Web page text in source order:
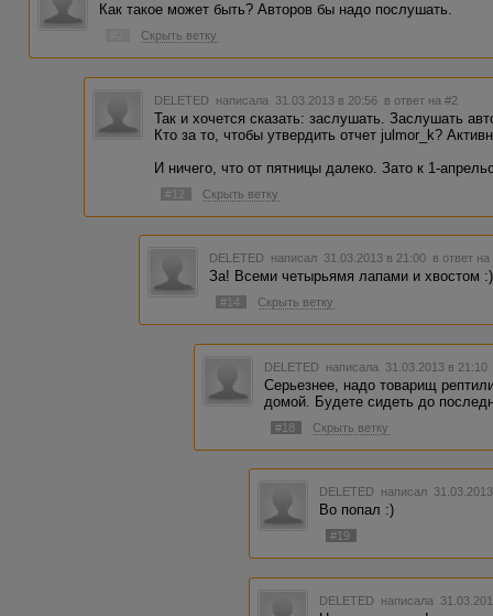
Как такое может быть? Авторов бы надо послушать.
Скрыть ветку
DELETED написала 31.03.2013 в 20:56 в ответ на #2
Так и хочется сказать: заслушать. Заслушать
Кто за то, чтобы утвердить отчет julmor_k?
И ничего, что от пятницы далеко. Зато к 1-
#12 Скрыть ветку
DELETED написал 31.03.2013 в 21:00 в ответ
За! Всеми четырьямя лапами и хвостом :)
#14 Скрыть ветку
DELETED написала 31.03.2013 в
Серьезнее, надо товарищ
домой. Будете сидеть до
#18 Скрыть ветку
DELETED написал
Во попал :)
#19
DELETED написала